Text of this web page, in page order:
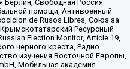
Берлин, Свободная Россия
помощи, Антивоенный
de Rusos Libres, Союз за
Ресурсный
Election Monitor, Article 19,
черного креста, Радио
изучения Восточной Европы,
Мобильная академия